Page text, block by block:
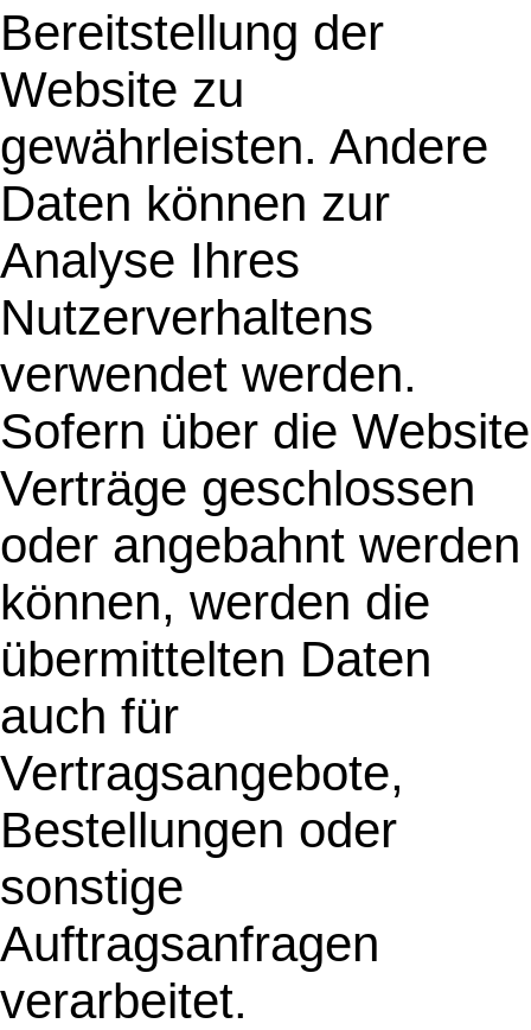
Bereitstellung der
Website zu
gewährleisten. Andere
Daten können zur
Analyse Ihres
Nutzerverhaltens
verwendet werden.
Sofern über die Website
Verträge geschlossen
oder angebahnt werden
können, werden die
übermittelten Daten
auch für
Vertragsangebote,
Bestellungen oder
sonstige
Auftragsanfragen
verarbeitet.